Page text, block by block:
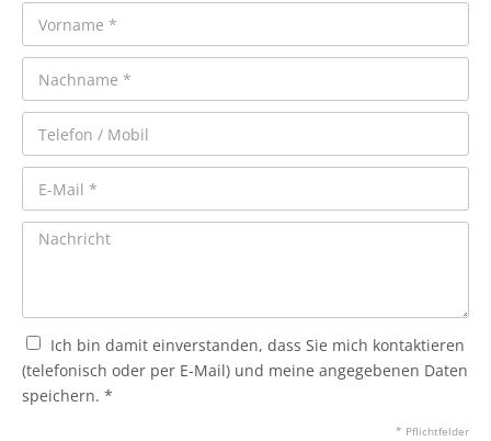
Ich bin damit einverstanden, dass Sie mich kontaktieren
(telefonisch oder per E-Mail) und meine angegebenen Daten
speichern. *
* Pflichtfelder